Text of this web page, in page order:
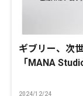
ギブリー、次
「MANA
2024/12/24